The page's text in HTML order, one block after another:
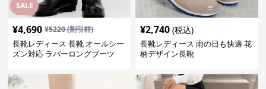
SALE
¥4,690 ¥5220(割引前)
長靴レディース 長靴 オールシー
ズン対応 ラバーロングブーツ
¥2,740 (税込)
長靴レディース 雨の日も快適 花
柄デザイン長靴